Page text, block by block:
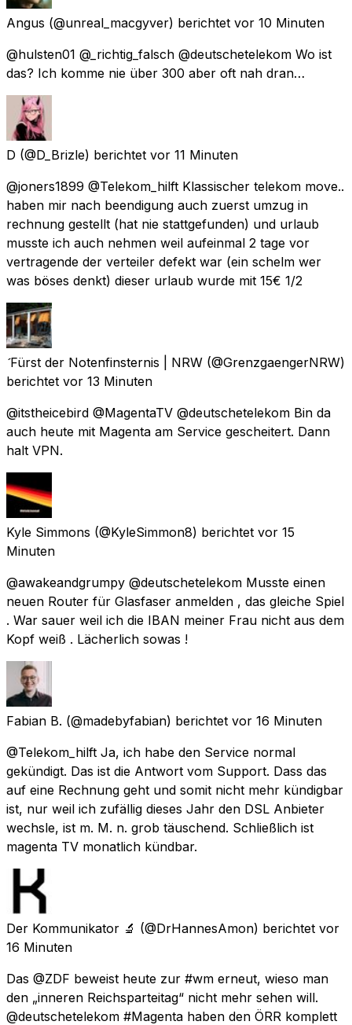
Angus (@unreal_macgyver) berichtet vor 10 Minuten
@hulsten01 @_richtig_falsch @deutschetelekom Wo ist
das? Ich komme nie über 300 aber oft nah dran…
D (@D_Brizle) berichtet vor 11 Minuten
@joners1899 @Telekom_hilft Klassischer telekom move..
haben mir nach beendigung auch zuerst umzug in
rechnung gestellt (hat nie stattgefunden) und urlaub
musste ich auch nehmen weil aufeinmal 2 tage vor
vertragende der verteiler defekt war (ein schelm wer
was böses denkt) dieser urlaub wurde mit 15€ 1/2
Fürst der Notenfinsternis | NRW (@GrenzgaengerNRW)
berichtet vor 13 Minuten
@itstheicebird @MagentaTV @deutschetelekom Bin da
auch heute mit Magenta am Service gescheitert. Dann
halt VPN.
Kyle Simmons (@KyleSimmon8) berichtet vor 15
Minuten
@awakeandgrumpy @deutschetelekom Musste einen
neuen Router für Glasfaser anmelden , das gleiche Spiel
. War sauer weil ich die IBAN meiner Frau nicht aus dem
Kopf weiß . Lächerlich sowas !
Fabian B. (@madebyfabian) berichtet vor 16 Minuten
@Telekom_hilft Ja, ich habe den Service normal
gekündigt. Das ist die Antwort vom Support. Dass das
auf eine Rechnung geht und somit nicht mehr kündigbar
ist, nur weil ich zufällig dieses Jahr den DSL Anbieter
wechsle, ist m. M. n. grob täuschend. Schließlich ist
magenta TV monatlich kündbar.
Der Kommunikator 🔬 (@DrHannesAmon) berichtet vor
16 Minuten
Das @ZDF beweist heute zur #wm erneut, wieso man
den „inneren Reichsparteitag“ nicht mehr sehen will.
@deutschetelekom #Magenta haben den ÖRR komplett